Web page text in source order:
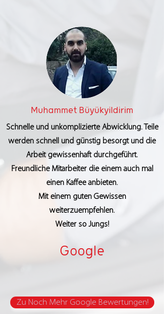
Muhammet Büyükyildirim
Schnelle und unkomplizierte Abwicklung. Teile
werden schnell und günstig besorgt und die
Arbeit gewissenhaft durchgeführt.
Freundliche Mitarbeiter die einem auch mal
einen Kaffee anbieten.
Mit einem guten Gewissen
weiterzuempfehlen.
Weiter so Jungs!
Google
Zu Noch Mehr Google Bewertungen!